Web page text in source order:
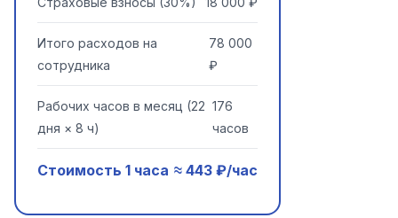
Итого расходов на
сотрудника
78 000
₽
Рабочих часов в месяц (22
дня × 8 ч)
176
часов
Стоимость 1 часа ≈ 443 ₽/час